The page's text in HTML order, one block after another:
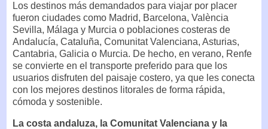
Los destinos más demandados para viajar por placer
fueron ciudades como Madrid, Barcelona, València
Sevilla, Málaga y Murcia o poblaciones costeras de
Andalucía, Cataluña, Comunitat Valenciana, Asturias,
Cantabria, Galicia o Murcia. De hecho, en verano, Renfe
se convierte en el transporte preferido para que los
usuarios disfruten del paisaje costero, ya que les conecta
con los mejores destinos litorales de forma rápida,
cómoda y sostenible.
La costa andaluza, la Comunitat Valenciana y la